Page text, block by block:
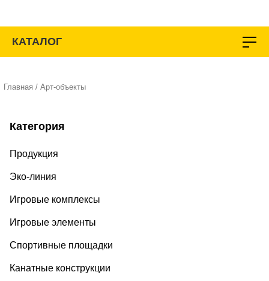
содержимому
КАТАЛОГ
Главная / Арт-объекты
Категория
Продукция
Эко-линия
Игровые комплексы
Игровые элементы
Спортивные площадки
Канатные конструкции